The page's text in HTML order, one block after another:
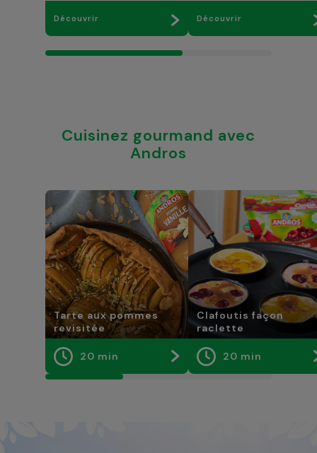
Découvrir Découvrir
Cuisinez gourmand avec
Andros
Tarte aux pommes
revisitée
20 min
Clafoutis façon
raclette
20 min